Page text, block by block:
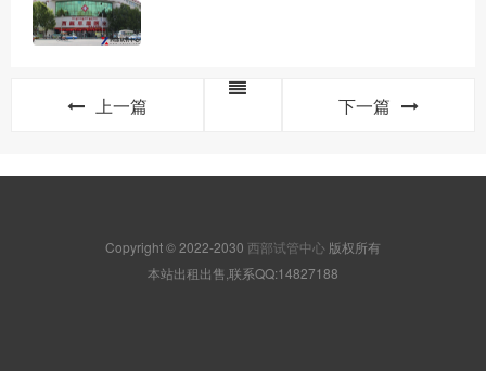
上一篇 下一篇
Copyright © 2022-2030 西部试管中心 版权所有
本站出租出售,联系QQ:14827188